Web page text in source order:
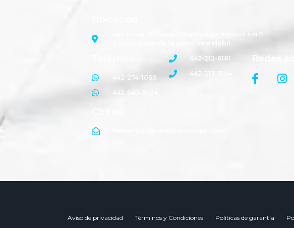
Los arcos 177 local 2 planta baja edificio km 0
442-274-1060
442-540-3054
442-212-6181
442-213-6194
Redes
Aviso de privacidad Términos y Condiciones Políticas de garantía